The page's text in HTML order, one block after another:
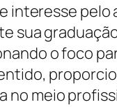
interesse
sua
o foco
no meio